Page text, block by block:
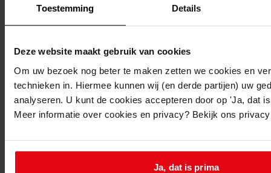
Toestemming Details
Deze website maakt gebruik van cookies
Om uw bezoek nog beter te maken zetten we cookies en
technieken in. Hiermee kunnen wij (en derde partijen) uw
analyseren. U kunt de cookies accepteren door op 'Ja, dat
Meer informatie over cookies en privacy? Bekijk ons
Ja, dat is prima
1993-1994
Beschrijving:
21-12-1993
Adres:
Nieuw adres: